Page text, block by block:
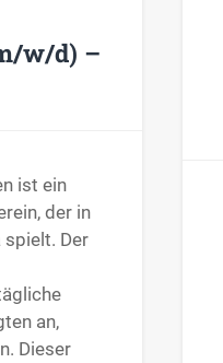
w/d) –
ist ein
der in
Der
an,
Dieser